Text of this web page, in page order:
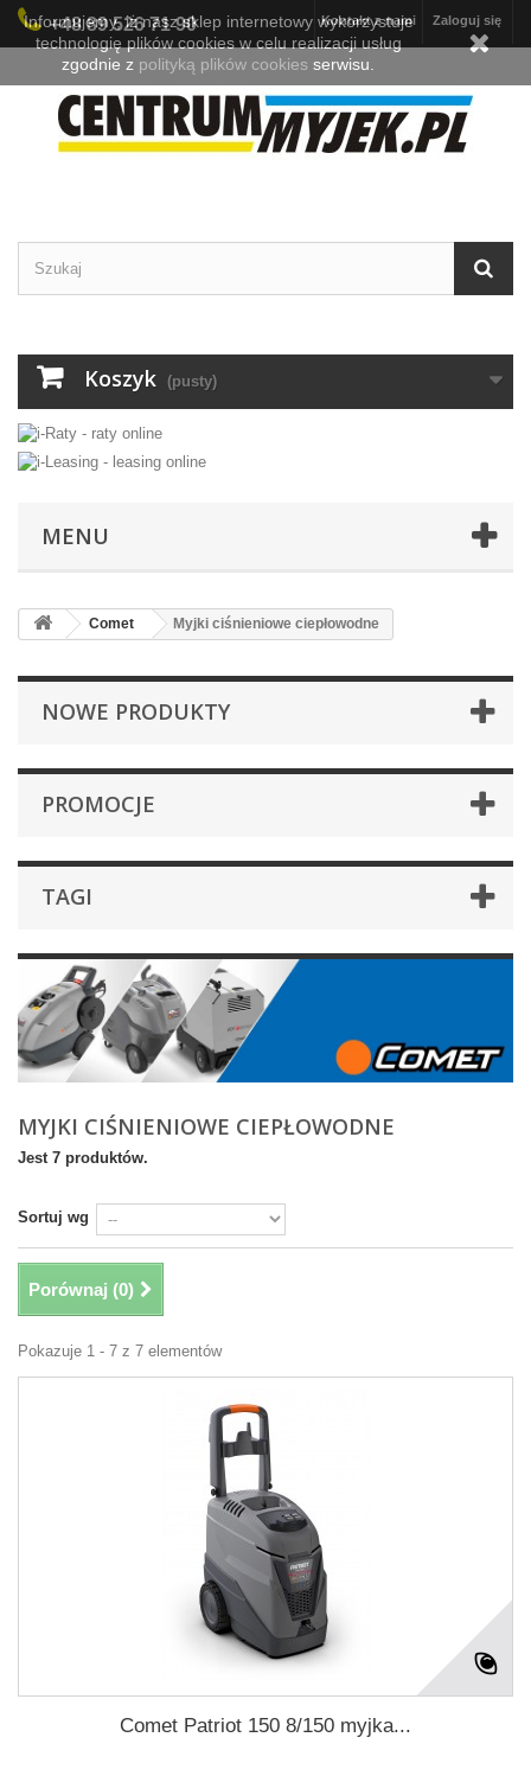
Zaloguj się
Kontakt z nami
+48 89 526 71 90
Koszyk (pusty)
MENU
Comet Myjki ciśnieniowe ciepłowodne
NOWE PRODUKTY
PROMOCJE
TAGI
MYJKI CIŚNIENIOWE CIEPŁOWODNE
Jest 7 produktów.
Sortuj wg
Porównaj (0)
Pokazuje 1 - 7 z 7 elementów
Comet Patriot 150 8/150 myjka...
Informujemy, iż nasz sklep internetowy wykorzystuje
technologię plików cookies w celu realizacji usług
zgodnie z polityką plików cookies serwisu.